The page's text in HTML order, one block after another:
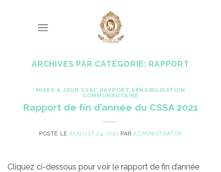
ARCHIVES PAR CATÉGORIE: RAPPORT
MISES À JOUR SSSC,RAPPORT,SENSIBILISATION
COMMUNAUTAIRE
Rapport de fin d’année du CSSA 2021
POSTÉ LEAUGUST 24, 2021 PARADMINISTRATOR
Cliquez ci-dessous pour voir le rapport de fin d’année